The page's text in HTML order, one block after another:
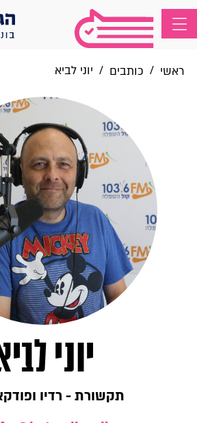
ראשי / כותבים / יוני לביא
יוני
תקשורת - רדיו